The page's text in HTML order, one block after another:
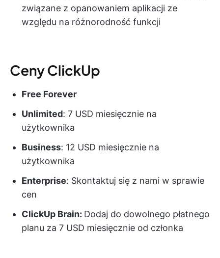
związane z opanowaniem aplikacji ze
względu na różnorodność funkcji
Ceny ClickUp
Free Forever
Unlimited: 7 USD miesięcznie na
użytkownika
Business: 12 USD miesięcznie na
użytkownika
Enterprise: Skontaktuj się z nami w sprawie
cen
ClickUp Brain: Dodaj do dowolnego płatnego
planu za 7 USD miesięcznie od członka